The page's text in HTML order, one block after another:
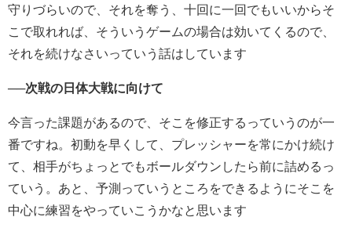
守りづらいので、それを奪う、十回に一回でもいいからそ
こで取れれば、そういうゲームの場合は効いてくるので、
それを続けなさいっていう話はしています
──次戦の日体大戦に向けて
今言った課題があるので、そこを修正するっていうのが一
番ですね。初動を早くして、プレッシャーを常にかけ続け
て、相手がちょっとでもボールダウンしたら前に詰めるっ
ていう。あと、予測っていうところをできるようにそこを
中心に練習をやっていこうかなと思います